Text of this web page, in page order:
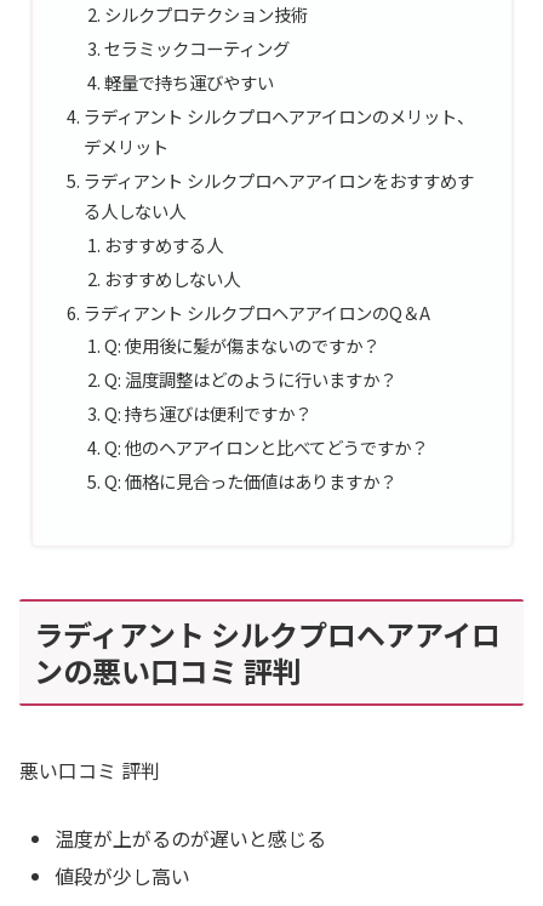
シルクプロテクション技術
セラミックコーティング
軽量で持ち運びやすい
ラディアント シルクプロヘアアイロンのメリット、
デメリット
ラディアント シルクプロヘアアイロンをおすすめす
る人しない人
おすすめする人
おすすめしない人
ラディアント シルクプロヘアアイロンのQ＆A
Q: 使用後に髪が傷まないのですか？
Q: 温度調整はどのように行いますか？
Q: 持ち運びは便利ですか？
Q: 他のヘアアイロンと比べてどうですか？
Q: 価格に見合った価値はありますか？
ラディアント シルクプロヘアアイロ
ンの悪い口コミ 評判
悪い口コミ 評判
温度が上がるのが遅いと感じる
値段が少し高い